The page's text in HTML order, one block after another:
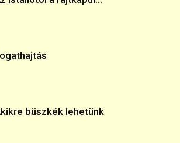
büszkék lehetünk